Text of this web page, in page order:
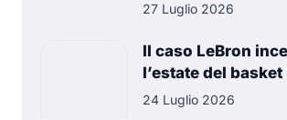
27 Luglio 2026
Il caso LeBron
l’estate del basket
24 Luglio 2026